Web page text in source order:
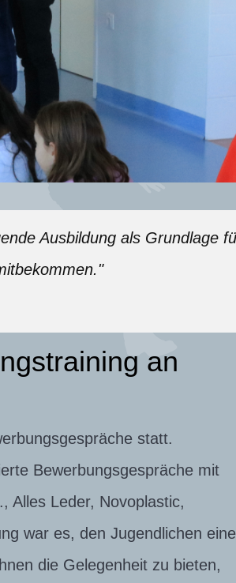
Ausbildung als Grundlage
an
statt.
Bewerbungsgespräche mit
Alles Leder, Novoplastic,
war es, den Jugendlichen
die Gelegenheit zu bieten,